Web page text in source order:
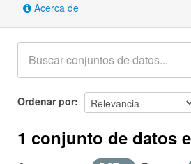
Acerca de
Ordenar por
1 conjunto de datos